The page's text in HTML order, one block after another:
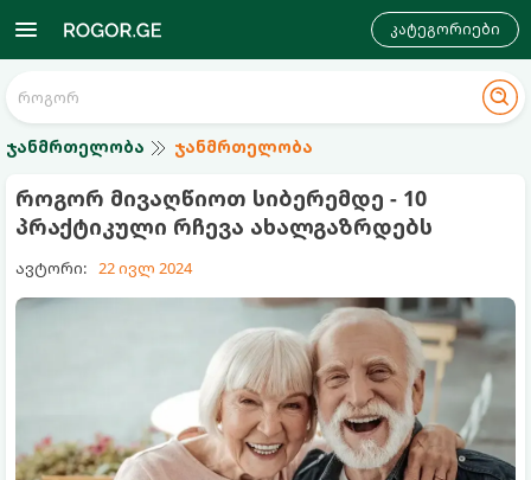
კატეგორიები
ჯანმრთელობა ჯანმრთელობა
როგორ მივაღწიოთ სიბერემდე - 10
პრაქტიკული რჩევა ახალგაზრდებს
ავტორი: 22 ივლ 2024